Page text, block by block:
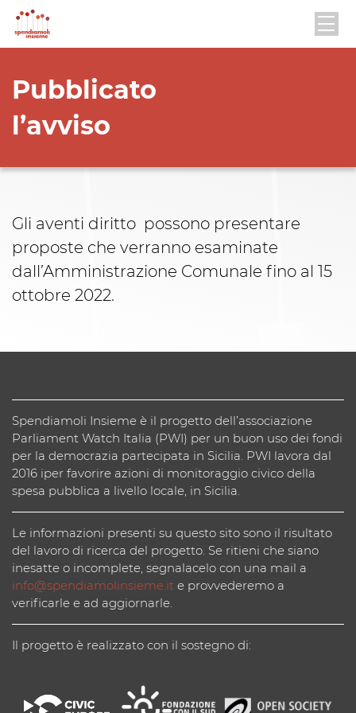
Pubblicato
l’avviso
Gli aventi diritto possono presentare
proposte che verranno esaminate
dall’Amministrazione Comunale fino al 15
ottobre 2022.
Spendiamoli Insieme è il progetto dell’associazione
Parliament Watch Italia (PWI) per un buon uso dei fondi
per la democrazia partecipata in Sicilia. PWI lavora dal
2016 iper favorire azioni di monitoraggio civico della
spesa pubblica a livello locale, in Sicilia.
Le informazioni presenti su questo sito sono il risultato
del lavoro di ricerca del progetto. Se ritieni che siano
inesatte o incomplete, segnalacelo con una mail a
info@spendiamolinsieme.it e provvederemo a
verificarle e ad aggiornarle.
Il progetto è realizzato con il sostegno di: